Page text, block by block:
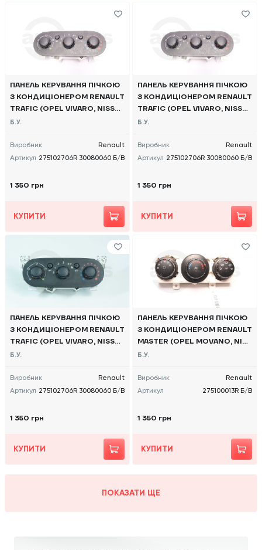
ПАНЕЛЬ КЕРУВАННЯ ПІЧКОЮ
З КОНДИЦІОНЕРОМ RENAULT
TRAFIC (OPEL VIVARO, NISSA
N NV300) 2014 -, 275102706R
Б.У.
Виробник
Renault
Артикул 275102706R 30080060 Б/В
1 350 грн
КУПИТИ
ПАНЕЛЬ КЕРУВАННЯ ПІЧКОЮ
З КОНДИЦІОНЕРОМ RENAULT
TRAFIC (OPEL VIVARO, NISSA
N NV300) 2014 -, 275102706R
Б.У.
Виробник
Renault
Артикул 275102706R 30080060 Б/В
1 350 грн
КУПИТИ
ПАНЕЛЬ КЕРУВАННЯ ПІЧКОЮ
З КОНДИЦІОНЕРОМ RENAULT
TRAFIC (OPEL VIVARO, NISSA
N NV300) 2014 -, 275102706R
Б.У.
Виробник
Renault
Артикул 275102706R 30080060 Б/В
1 350 грн
КУПИТИ
ПАНЕЛЬ КЕРУВАННЯ ПІЧКОЮ
З КОНДИЦІОНЕРОМ RENAULT
MASTER (OPEL MOVANO, NISS
AN NV400) 2010 -, 275100013
Б.У.
Виробник
Renault
Артикул
275100013R Б/В
1 350 грн
КУПИТИ
ПОКАЗАТИ ЩЕ